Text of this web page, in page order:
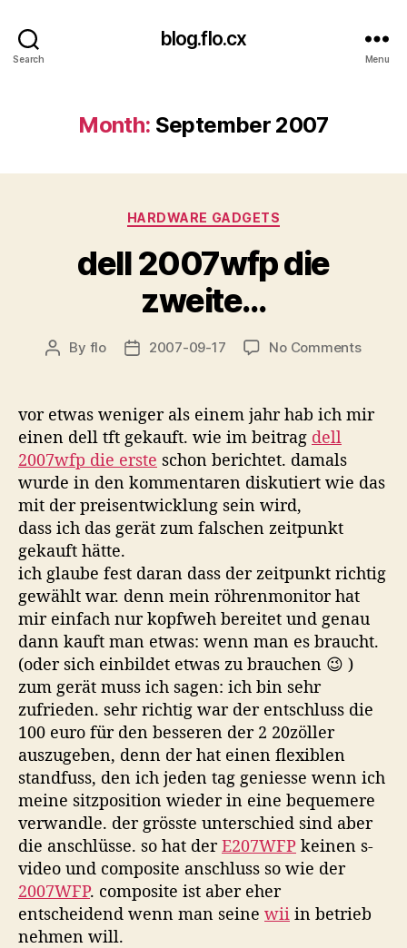
Search
blog.flo.cx
Menu
Month: September 2007
Categories
HARDWARE GADGETS
dell 2007wfp die
zweite…
Post
By flo
Post2007-09-17 No Commentson
die
vor etwas weniger als einem jahr hab ich mir
einen dell tft gekauft. wie im beitrag dell
2007wfp die erste schon berichtet. damals
wurde in den kommentaren diskutiert wie das
mit der preisentwicklung sein wird,
dass ich das gerät zum falschen zeitpunkt
gekauft hätte.
ich glaube fest daran dass der zeitpunkt richtig
gewählt war. denn mein röhrenmonitor hat
mir einfach nur kopfweh bereitet und genau
dann kauft man etwas: wenn man es braucht.
(oder sich einbildet etwas zu brauchen 😉 )
zum gerät muss ich sagen: ich bin sehr
zufrieden. sehr richtig war der entschluss die
100 euro für den besseren der 2 20zöller
auszugeben, denn der hat einen flexiblen
standfuss, den ich jeden tag geniesse wenn ich
meine sitzposition wieder in eine bequemere
verwandle. der grösste unterschied sind aber
die anschlüsse. so hat derE207WFP keinen s-
video und composite anschluss so wie der
2007WFP. composite ist aber eher
entscheidend wenn man seine wii in betrieb
nehmen will.